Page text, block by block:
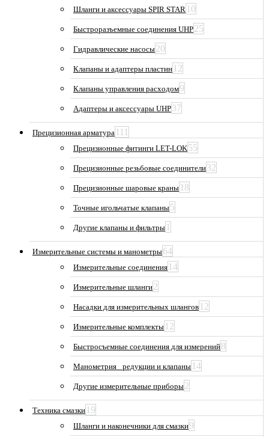
Шланги и аксессуары SPIR STAR 10
Быстроразъемные соединения UHP25
Гидравлические насосы20
Клапаны и адаптеры пластин 12
Клапаны управления расходом9
Адаптеры и аксессуары UHP37
Прецизионная арматура 111
Прецизионные фитинги LET-LOK55
Прецизионные резьбовые соединители32
Прецизионные шаровые краны 18
Точные игольчатые клапаны5
Другие клапаны и фильтры 1
Измерительные системы и манометры64
Измерительные соединения 14
Измерительные шланги2
Насадки для измерительных шлангов 12
Измерительные комплекты 12
Быстросъемные соединения для измерений8
Манометрия_ редукции и клапаны 14
Другие измерительные приборы2
Техника смазки 19
Шланги и наконечники для смазки9